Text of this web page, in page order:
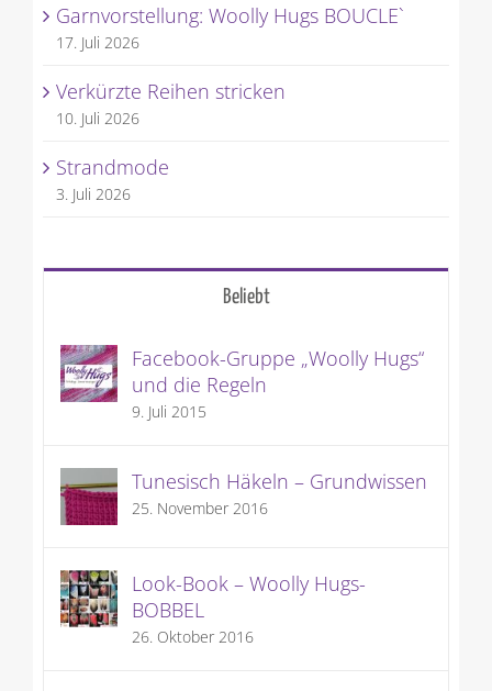
Garnvorstellung: Woolly Hugs BOUCLE`
17. Juli 2026
Verkürzte Reihen stricken
10. Juli 2026
Strandmode
3. Juli 2026
Beliebt
Facebook-Gruppe „Woolly Hugs“
und die Regeln
9. Juli 2015
Tunesisch Häkeln – Grundwissen
25. November 2016
Look-Book – Woolly Hugs-
BOBBEL
26. Oktober 2016